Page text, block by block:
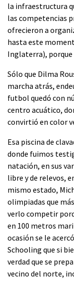
la infraestructura
las competencias
ofrecieron a
hasta este
Inglaterra), porque
Sólo que Dilma
marcha atrás,
futbol quedó con
centro acuático,
convirtió en color
Esa piscina de
donde fuimos
natación, en sus
libre y de relevos,
mismo estado,
olimpiadas que
verlo competir
en 100 metros
ocasión se le
Schooling que si
verdad que se
vecino del norte,